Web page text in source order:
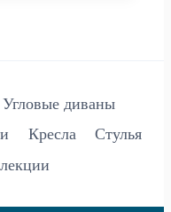
Угловые диваны
Кресла
Стулья